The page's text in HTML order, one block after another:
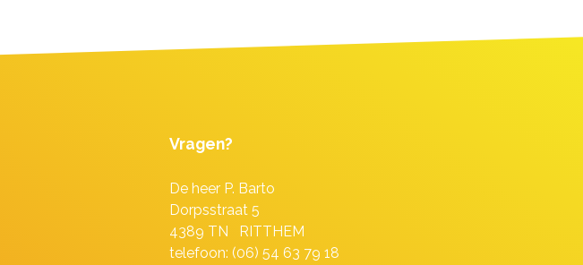
Vragen?
De heer P. Barto
Dorpsstraat 5
4389 TN RITTHEM
telefoon: (06) 54 63 79 18